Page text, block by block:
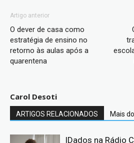
Artigo anterior
O dever de casa como
estratégia de ensino no
retorno às aulas após a
quarentena
Carol Desoti
ARTIGOS RELACIONADOS Mais
IDados na Rádio